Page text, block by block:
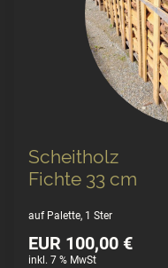
Scheitholz
Fichte 33 cm
auf Palette, 1 Ster
EUR 100,00 €
inkl. 7 % MwSt